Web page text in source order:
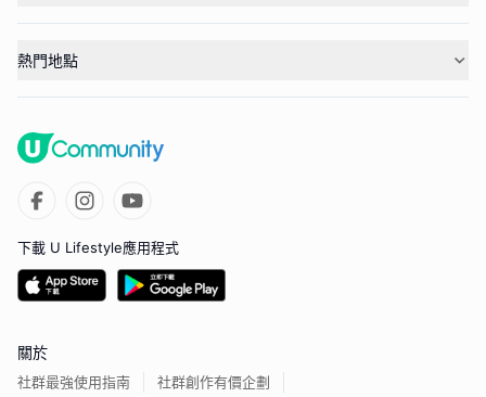
熱門地點
下載 U Lifestyle應用程式
關於
社群最強使用指南
社群創作有價企劃